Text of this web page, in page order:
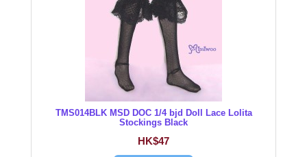
TMS014BLK MSD DOC 1/4 bjd Doll Lace Lolita
Stockings Black
HK$47